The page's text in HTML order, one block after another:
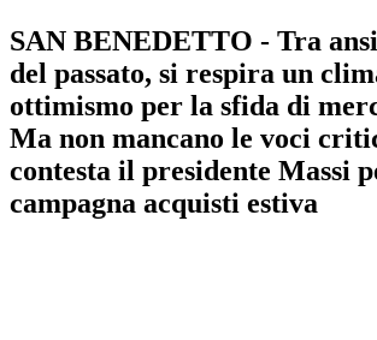
SAN BENEDETTO - Tra
del passato, si respira un
ottimismo per la sfida di
Ma non mancano le voci
contesta il presidente Massi
campagna acquisti estiva